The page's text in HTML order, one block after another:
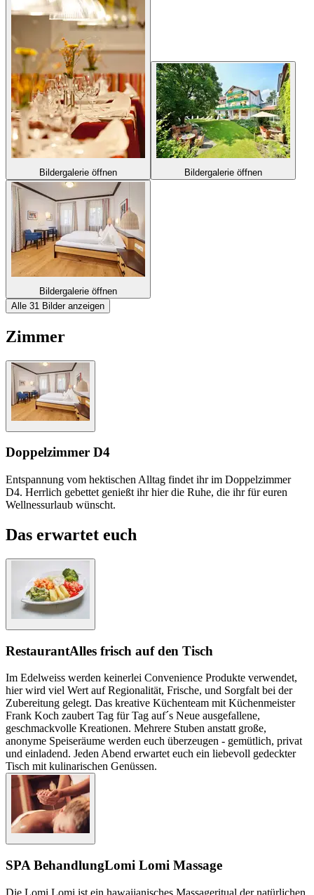
Bildergalerie öffnen Bildergalerie öffnen
Bildergalerie öffnen
Alle 31 Bilder anzeigen
Zimmer
Doppelzimmer D4
Entspannung vom hektischen Alltag findet ihr im Doppelzimmer
D4. Herrlich gebettet genießt ihr hier die Ruhe, die ihr für euren
Wellnessurlaub wünscht.
Das erwartet euch
RestaurantAlles frisch auf den Tisch
Im Edelweiss werden keinerlei Convenience Produkte verwendet,
hier wird viel Wert auf Regionalität, Frische, und Sorgfalt bei der
Zubereitung gelegt. Das kreative Küchenteam mit Küchenmeister
Frank Koch zaubert Tag für Tag auf´s Neue ausgefallene,
geschmackvolle Kreationen. Mehrere Stuben anstatt große,
anonyme Speiseräume werden euch überzeugen - gemütlich, privat
und einladend. Jeden Abend erwartet euch ein liebevoll gedeckter
Tisch mit kulinarischen Genüssen.
SPA BehandlungLomi Lomi Massage
Die Lomi Lomi ist ein hawaiianisches Massageritual der natürlichen